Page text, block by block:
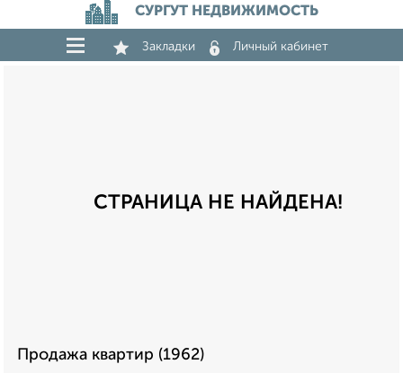
СУРГУТ НЕДВИЖИМОСТЬ
Закладки Личный кабинет
СТРАНИЦА НЕ НАЙДЕНА!
Продажа квартир (1962)